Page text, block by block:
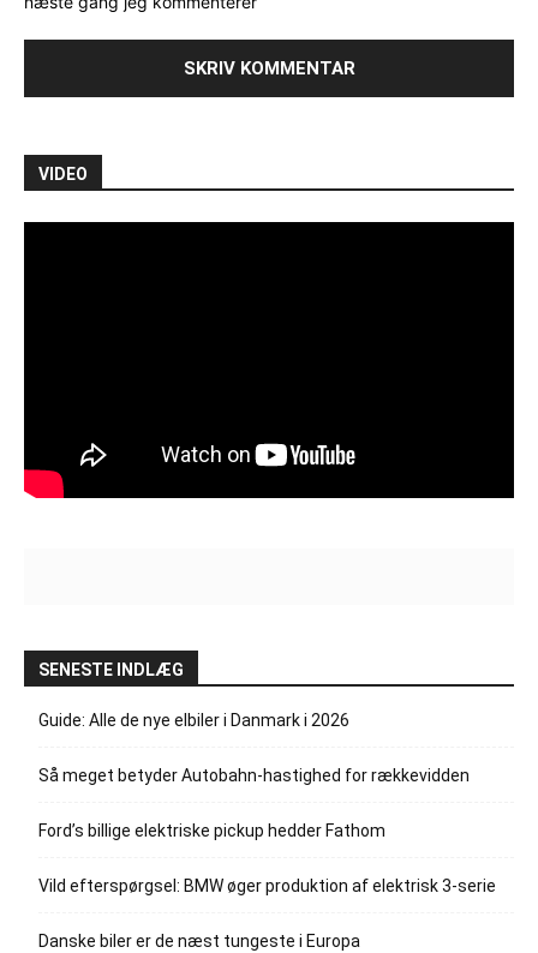
VIDEO
SENESTE INDLÆG
Guide: Alle de nye elbiler i Danmark i 2026
Så meget betyder Autobahn-hastighed for rækkevidden
Ford’s billige elektriske pickup hedder Fathom
Vild efterspørgsel: BMW øger produktion af elektrisk 3-serie
Danske biler er de næst tungeste i Europa